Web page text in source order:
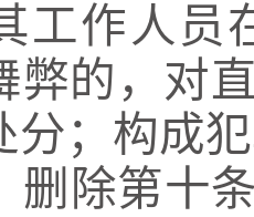
工作人员
弊的，对
分；构成
删除第十